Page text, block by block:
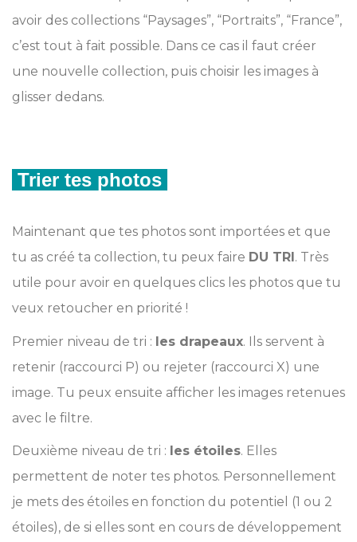
avoir des collections “Paysages”, “Portraits”, “France”,
c’est tout à fait possible. Dans ce cas il faut créer
une nouvelle collection, puis choisir les images à
glisser dedans.
Trier tes photos
Maintenant que tes photos sont importées et que
tu as créé ta collection, tu peux faire DU TRI . Très
utile pour avoir en quelques clics les photos que tu
veux retoucher en priorité !
Premier niveau de tri : les drapeaux. Ils servent à
retenir (raccourci P) ou rejeter (raccourci X) une
image. Tu peux ensuite afficher les images retenues
avec le filtre.
Deuxième niveau de tri : les étoiles. Elles
permettent de noter tes photos. Personnellement
je mets des étoiles en fonction du potentiel (1 ou 2
étoiles), de si elles sont en cours de développement